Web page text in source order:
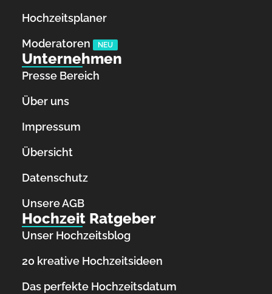
Hochzeitsplaner
Moderatoren
NEU
Unternehmen
Presse Bereich
Über uns
Impressum
Übersicht
Datenschutz
Unsere AGB
Hochzeit Ratgeber
Unser Hochzeitsblog
20 kreative Hochzeitsideen
Das perfekte Hochzeitsdatum